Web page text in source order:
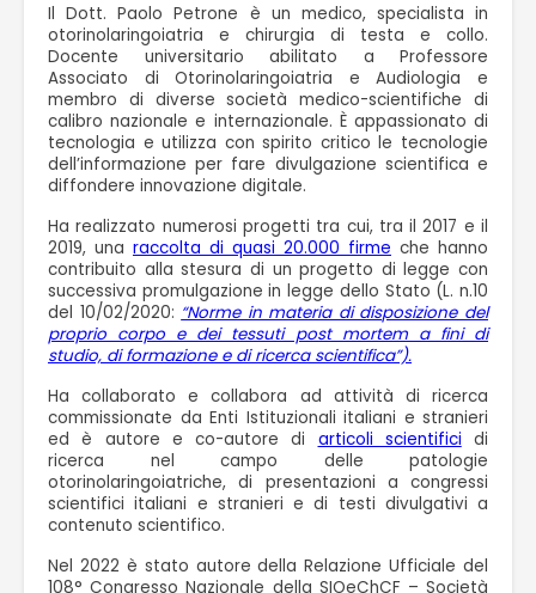
Il Dott. Paolo Petrone è un medico, specialista in
otorinolaringoiatria e chirurgia di testa e collo.
Docente universitario abilitato a Professore
Associato di Otorinolaringoiatria e Audiologia e
membro di diverse società medico-scientifiche di
calibro nazionale e internazionale. È appassionato di
tecnologia e utilizza con spirito critico le tecnologie
dell’informazione per fare divulgazione scientifica e
diffondere innovazione digitale.
Ha realizzato numerosi progetti tra cui, tra il 2017 e il
2019, una raccolta di quasi 20.000 firme che hanno
contribuito alla stesura di un progetto di legge con
successiva promulgazione in legge dello Stato (L. n.10
del 10/02/2020: “Norme in materia di disposizione del
proprio corpo e dei tessuti post mortem a fini di
studio, di formazione e di ricerca scientifica”).
Ha collaborato e collabora ad attività di ricerca
commissionate da Enti Istituzionali italiani e stranieri
ed è autore e co-autore di articoli scientifici di
ricerca nel campo delle patologie
otorinolaringoiatriche, di presentazioni a congressi
scientifici italiani e stranieri e di testi divulgativi a
contenuto scientifico.
Nel 2022 è stato autore della Relazione Ufficiale del
108° Congresso Nazionale della SIOeChCF – Società